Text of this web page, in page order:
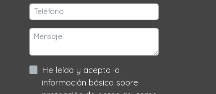
He leído y acepto la
información básica sobre